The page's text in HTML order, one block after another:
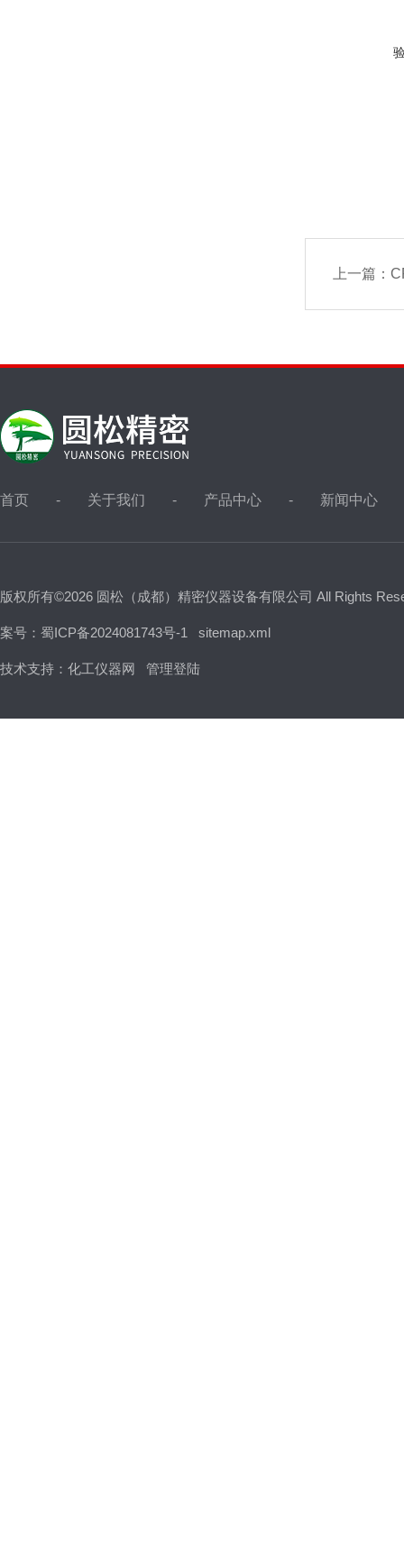
上一篇：
首页 关于我们 产品中心 新闻中心
版权所有©2026 圆松（成都）精密仪器设备有限公司 All Rights
案号：蜀ICP备2024081743号-1 sitemap.xml
技术支持： 化工仪器网 管理登陆